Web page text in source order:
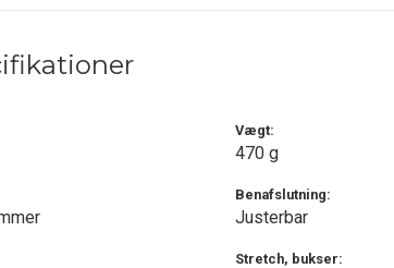
omkring skridtet, bagdelen og ved hofterne af et
Vægt:
470 g
Benafslutning:
Justerbar
Stretch, bukser: